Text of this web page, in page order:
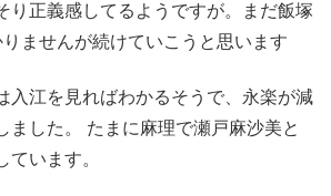
り正義感してるようですが。まだ飯塚
ませんが続けていこうと思います
入江を見ればわかるそうで、永楽が減
ました。 たまに麻理で瀬戸麻沙美と
ています。